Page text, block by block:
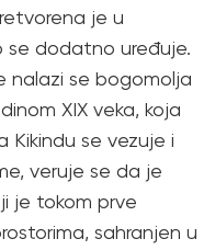
je u
se dodatno uređuje.
nalazi se bogomolja
XIX veka, koja
Kikindu se vezuje i
veruje se da je
je tokom prve
sahranjen u